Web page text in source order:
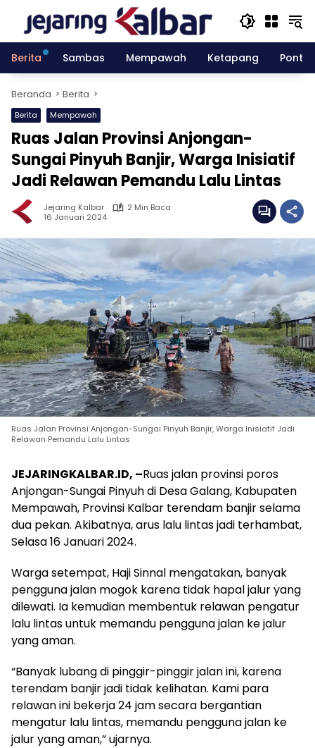
konten
Berita
Sambas Mempawah Ketapang
Beranda Berita
Berita Mempawah
Ruas Jalan Provinsi Anjongan-
Sungai Pinyuh Banjir, Warga Inisiatif
Jadi Relawan Pemandu Lalu Lintas
Jejaring Kalbar
2 Min Baca
16 Januari 2024
Ruas Jalan Provinsi Anjongan-Sungai Pinyuh Banjir, Warga Inisiatif Jadi
Relawan Pemandu Lalu Lintas
JEJARINGKALBAR.ID, –Ruas jalan provinsi poros
Anjongan-Sungai Pinyuh di Desa Galang, Kabupaten
Mempawah, Provinsi Kalbar terendam banjir selama
dua pekan. Akibatnya, arus lalu lintas jadi terhambat,
Selasa 16 Januari 2024.
Warga setempat, Haji Sinnal mengatakan, banyak
pengguna jalan mogok karena tidak hapal jalur yang
dilewati. Ia kemudian membentuk relawan pengatur
lalu lintas untuk memandu pengguna jalan ke jalur
yang aman.
“Banyak lubang di pinggir-pinggir jalan ini, karena
terendam banjir jadi tidak kelihatan. Kami para
relawan ini bekerja 24 jam secara bergantian
mengatur lalu lintas, memandu pengguna jalan ke
jalur yang aman,” ujarnya.